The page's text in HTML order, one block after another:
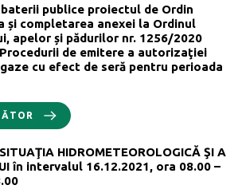
publice proiectul de Ordin
și completarea anexei la Ordinul
apelor și pădurilor nr. 1256/2020
de emitere a autorizaţiei
cu efect de seră pentru perioada
HIDROMETEOROLOGICĂ ŞI A
în intervalul 16.12.2021, ora 08.00 –